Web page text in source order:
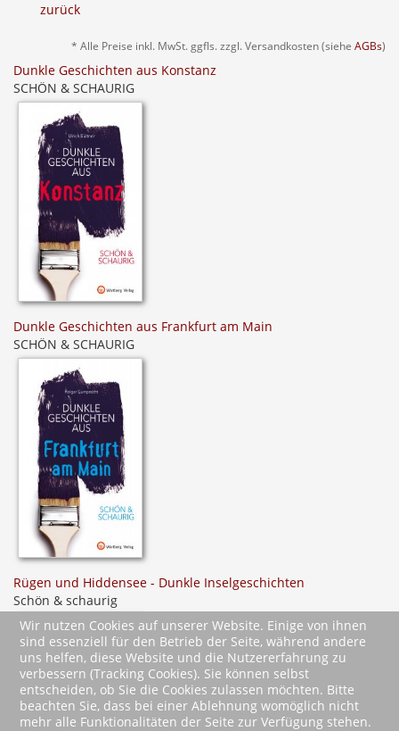
zurück
* Alle Preise inkl. MwSt. ggfls. zzgl. Versandkosten (siehe AGBs)
Dunkle Geschichten aus Konstanz
SCHÖN & SCHAURIG
Dunkle Geschichten aus Frankfurt am Main
SCHÖN & SCHAURIG
Rügen und Hiddensee - Dunkle Inselgeschichten
Schön & schaurig
Wir nutzen Cookies auf unserer Website. Einige von ihnen
sind essenziell für den Betrieb der Seite, während andere
uns helfen, diese Website und die Nutzererfahrung zu
verbessern (Tracking Cookies). Sie können selbst
entscheiden, ob Sie die Cookies zulassen möchten. Bitte
beachten Sie, dass bei einer Ablehnung womöglich nicht
mehr alle Funktionalitäten der Seite zur Verfügung stehen.